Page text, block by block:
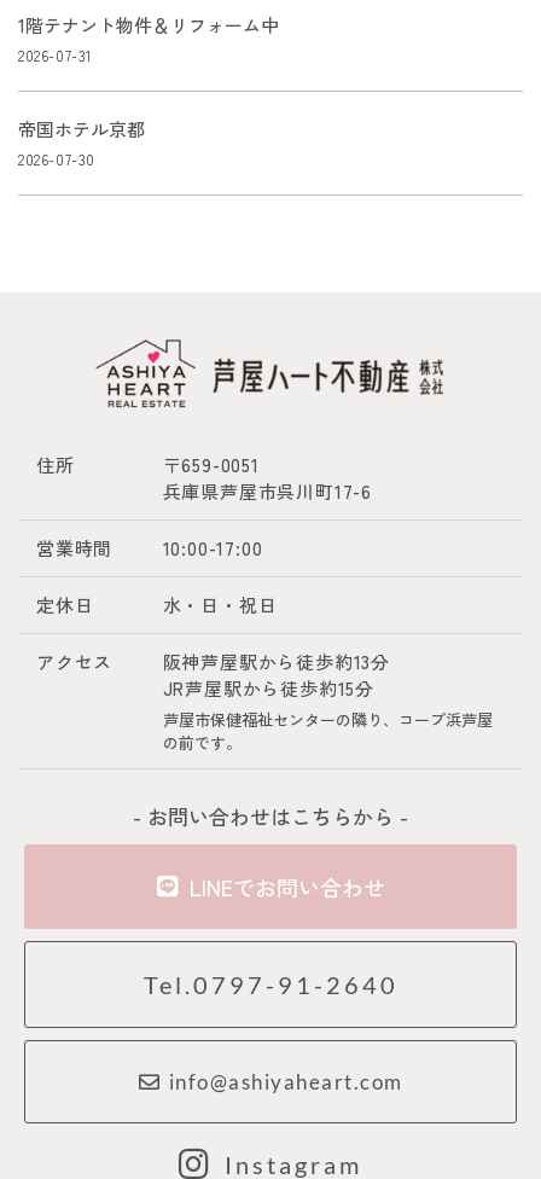
1階テナント物件＆リフォーム中
2026-07-31
帝国ホテル京都
2026-07-30
住所
〒659-0051
兵庫県芦屋市呉川町17-6
営業時間 10:00-17:00
定休日 水・日・祝日
アクセス
阪神芦屋駅から徒歩約13分
JR芦屋駅から徒歩約15分
芦屋市保健福祉センターの隣り、コープ浜芦屋
の前です。
- お問い合わせはこちらから -
LINEでお問い合わせ
Tel.0797-91-2640
info@ashiyaheart.com
Instagram